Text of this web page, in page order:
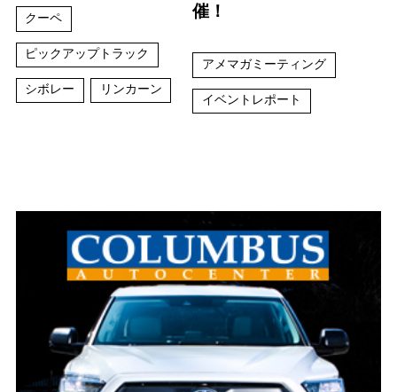
クーペ
ピックアップトラック
シボレー リンカーン
催！
アメマガミーティング
イベントレポート